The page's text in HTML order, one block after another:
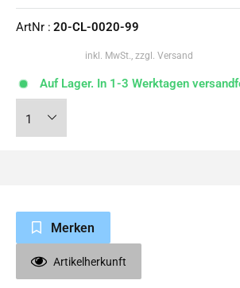
ArtNr : 20-CL-0020-99
inkl. MwSt., zzgl. Versand
Auf Lager. In 1-3 Werktagen
Merken
Artikelherkunft